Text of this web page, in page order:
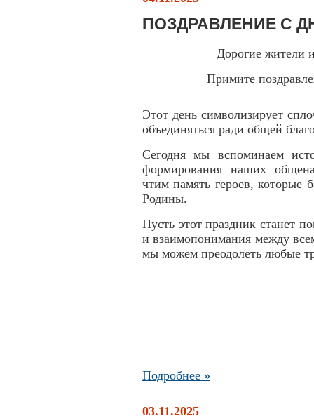
ПОЗДРАВЛЕНИЕ С
Дорогие жители
Примите
Этот день символизирует
объединяться ради общей
Сегодня мы вспоминаем
формирования наших
чтим память героев, которые
Родины.
Пусть этот праздник станет
и взаимопонимания между
мы можем преодолеть любые
Подробнее »
03.11.2025